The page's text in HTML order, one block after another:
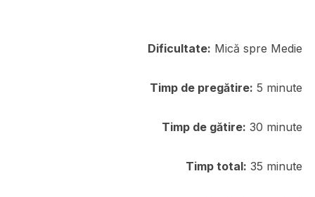
Dificultate: Mică spre Medie
Timp de pregătire: 5 minute
Timp de gătire: 30 minute
Timp total: 35 minute